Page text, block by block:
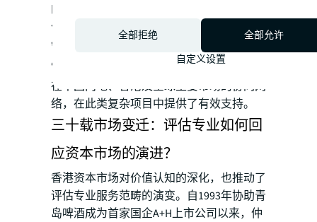
的专业人才储备，能够理解不同商业模式的
价值驱动因素， 还需具备强有力的项目质量
管理体系，以应对监管机构及市场同业对
“合理性”与“一致性”的专业问询。仲量联行
在中国内地、香港及全球主要市场的协同网
络，在此类复杂项目中提供了有效支持。
三十载市场变迁：评估专业如何回
应资本市场的演进？
香港资本市场对价值认知的深化，也推动了
评估专业服务范畴的演变。自1993年协助青
岛啤酒成为首家国企A+H上市公司以来，仲
全部拒绝
全部允许
自定义设置